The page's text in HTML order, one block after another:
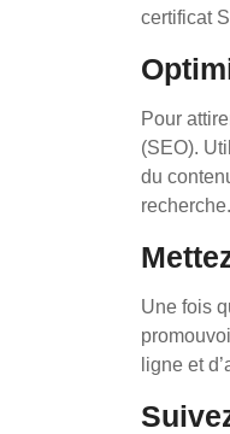
certificat
Pour
(SEO).
du
recherche.
Une fois
ligne et